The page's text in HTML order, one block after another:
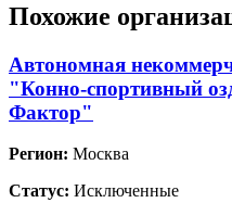
Похожие
Автономная
"Конно-спортивный
Фактор"
Регион: Москва
Статус: Исключенные